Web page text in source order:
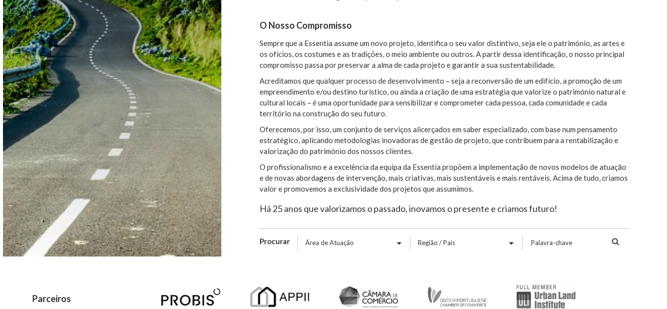
O Nosso Compromisso
Sempre que a Essentia assume um novo projeto, identifica o seu valor distintivo, seja ele o património, as artes e
os ofícios, os costumes e as tradições, o meio ambiente ou outros. A partir dessa identificação, o nosso principal
compromisso passa por preservar a alma de cada projeto e garantir a sua sustentabilidade.
Acreditamos que qualquer processo de desenvolvimento – seja a reconversão de um edifício, a promoção de um
empreendimento e/ou destino turístico, ou ainda a criação de uma estratégia que valorize o património natural e
cultural locais – é uma oportunidade para sensibilizar e comprometer cada pessoa, cada comunidade e cada
território na construção do seu futuro.
Oferecemos, por isso, um conjunto de serviços alicerçados em saber especializado, com base num pensamento
estratégico, aplicando metodologias inovadoras de gestão de projeto, que contribuem para a rentabilização e
valorização do património dos nossos clientes.
O profissionalismo e a excelência da equipa da Essentia propõem a implementação de novos modelos de atuação
e de novas abordagens de intervenção, mais criativas, mais sustentáveis e mais rentáveis. Acima de tudo, criamos
valor e promovemos a exclusividade dos projetos que assumimos.
Há 25 anos que valorizamos o passado, inovamos o presente e criamos futuro!
Procurar
chave
Parceiros